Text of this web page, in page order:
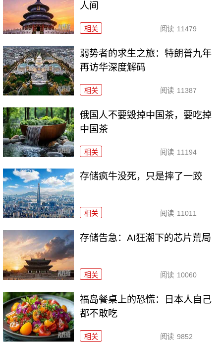
人间
相关 阅读 11479
弱势者的求生之旅：特朗普九年
再访华深度解码
相关 阅读 11387
俄国人不要毁掉中国茶，要吃掉
中国茶
相关 阅读 11194
存储疯牛没死，只是摔了一跤
相关 阅读 11011
存储告急：AI狂潮下的芯片荒局
相关 阅读 10060
福岛餐桌上的恐慌：日本人自己
都不敢吃
相关 阅读 9852